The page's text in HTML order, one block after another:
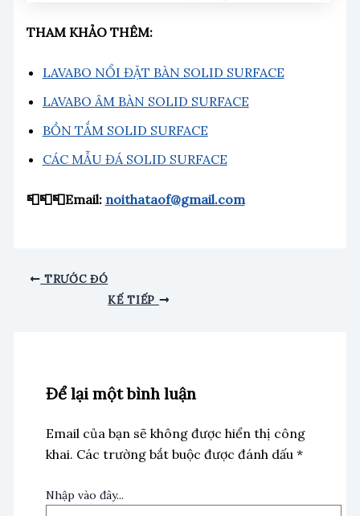
THAM KHẢO THÊM:
LAVABO NỔI ĐẶT BÀN SOLID SURFACE
LAVABO ÂM BÀN SOLID SURFACE
BỒN TẮM SOLID SURFACE
CÁC MẪU ĐÁ SOLID SURFACE
📮📮📮Email: noithataof@gmail.com
TRƯỚC ĐÓ
KẾ TIẾP
Để lại một bình luận
Email của bạn sẽ không được hiển thị công
khai. Các trường bắt buộc được đánh dấu *
Nhập vào đây...